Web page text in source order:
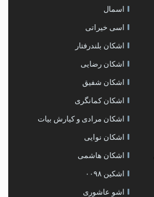
اسمال
اسی خیراتی
اشکان بلندرفتار
اشکان رضایی
اشکان شفیق
اشکان‌ کمانگری
اشکان مرادی و کیارش بیات
اشکان نوایی
اشکان هاشمی
اشکین ۰۰۹۸
اشو عاشوری